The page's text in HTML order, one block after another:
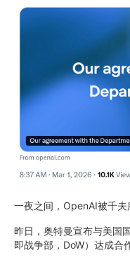
一夜之间，OpenAI被千夫
昨日，奥特曼宣布与美国
即战争部，DoW）达成合